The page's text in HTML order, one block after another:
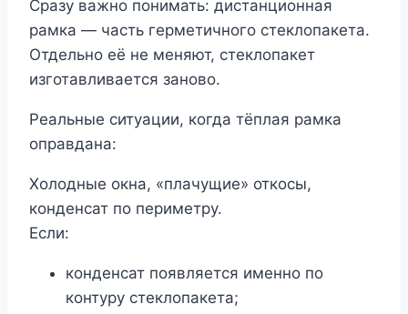
Сразу важно понимать: дистанционная
рамка — часть герметичного стеклопакета.
Отдельно её не меняют, стеклопакет
изготавливается заново.
Реальные ситуации, когда тёплая рамка
оправдана:
Холодные окна, «плачущие» откосы,
конденсат по периметру.
Если:
конденсат появляется именно по
контуру стеклопакета;